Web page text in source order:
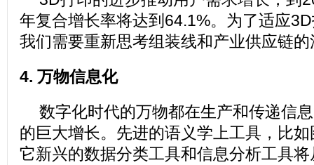
年复合增长率将达到64.1%。为了适应
我们需要重新思考组装线和产业供应链的
4. 万物信息化
数字化时代的万物都在生产和传递信
的巨大增长。先进的语义学上工具，比
它新兴的数据分类工具和信息分析工具